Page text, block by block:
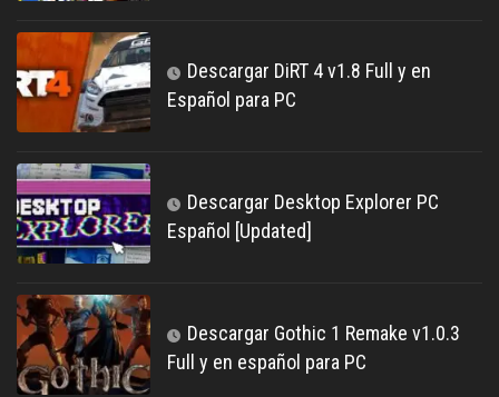
Descargar DiRT 4 v1.8 Full y en
Español para PC
Descargar Desktop Explorer PC
Español [Updated]
Descargar Gothic 1 Remake v1.0.3
Full y en español para PC